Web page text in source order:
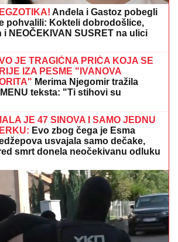
Anđela i Gastoz pobegli
pohvalili: Kokteli dobrodošlice,
i NEOČEKIVAN SUSRET na ulici
JE TRAGIČNA PRIČA KOJA SE
IZA PESME "IVANOVA
Merima Njegomir tražila
teksta: "Ti stihovi su
JE 47 SINOVA I SAMO JEDNU
Evo zbog čega je Esma
usvajala samo dečake,
smrt donela neočekivanu odluku